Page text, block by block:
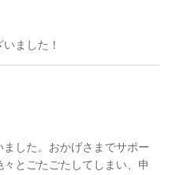
ました！
した。おかげさまでサポー
とごたごたしてしまい、申